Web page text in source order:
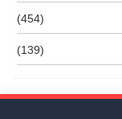
(454)
(139)